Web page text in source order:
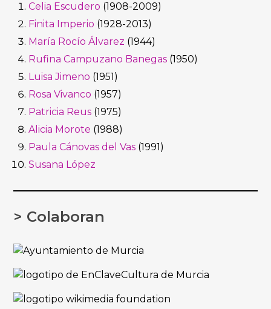
Celia Escudero (1908-2009)
Finita Imperio (1928-2013)
María Rocío Álvarez (1944)
Rufina Campuzano Banegas (1950)
Luisa Jimeno (1951)
Rosa Vivanco (1957)
Patricia Reus (1975)
Alicia Morote (1988)
Paula Cánovas del Vas (1991)
Susana López
> Colaboran